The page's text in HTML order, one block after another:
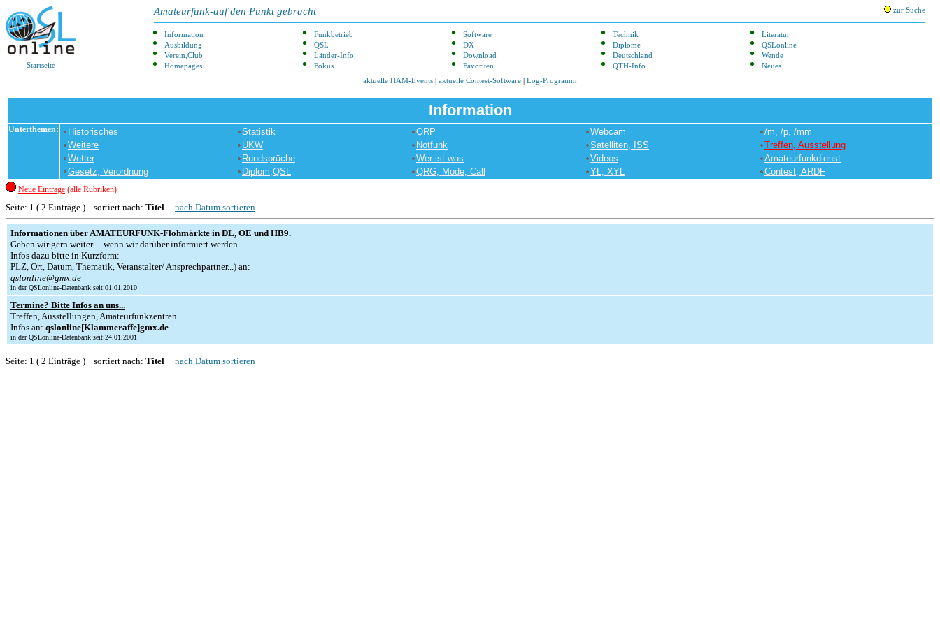
Startseite
Amateurfunk-auf den Punkt gebracht zur Suche
Information Funkbetrieb Software Technik
Literatur
Ausbildung
QSL DX Diplome
QSLonline
Verein,Club
Länder-Info Download Deutschland
Wende
Homepages
Fokus Favoriten QTH-Info
Neues
aktuelle HAM-Events
aktuelle Contest-Software Log-Programm
Information
Unterthemen: Historisches Statistik QRP Webcam
/m, /p, /mm
Weitere
UKW Notfunk Satelliten, ISS
Treffen, Ausstellung
Wetter
Rundsprüche Wer ist was Videos
Amateurfunkdienst
Gesetz, Verordnung
Diplom,QSL QRG, Mode, Call YL, XYL Contest, ARDF
Neue Einträge (alle Rubriken)
Seite: 1 ( 2 Einträge ) sortiert nach: Titel nach Datum sortieren
Informationen über AMATEURFUNK-Flohmärkte in DL, OE und HB9.
Geben wir gern weiter ... wenn wir darüber informiert werden.
Infos dazu bitte in Kurzform:
PLZ, Ort, Datum, Thematik, Veranstalter/ Ansprechpartner...) an:
qslonline@gmx.de
in der QSLonline-Datenbank seit:01.01.2010
Termine? Bitte Infos an uns...
Treffen, Ausstellungen, Amateurfunkzentren
Infos an: qslonline[Klammeraffe]gmx.de
in der QSLonline-Datenbank seit:24.01.2001
Seite: 1 ( 2 Einträge ) sortiert nach: Titel nach Datum sortieren